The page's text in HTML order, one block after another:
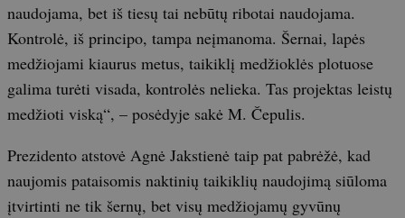
naudojama, bet iš tiesų tai nebūtų ribotai naudojama.
Kontrolė, iš principo, tampa neįmanoma. Šernai, lapės
medžiojami kiaurus metus, taikiklį medžioklės plotuose
galima turėti visada, kontrolės nelieka. Tas projektas leistų
medžioti viską“, – posėdyje sakė M. Čepulis.
Prezidento atstovė Agnė Jakstienė taip pat pabrėžė, kad
naujomis pataisomis naktinių taikiklių naudojimą siūloma
įtvirtinti ne tik šernų, bet visų medžiojamų gyvūnų